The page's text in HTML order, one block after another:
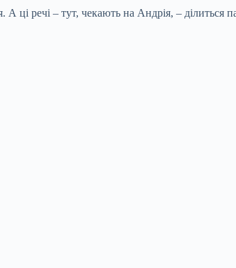
ці речі – тут, чекають на Андрія, – ділиться